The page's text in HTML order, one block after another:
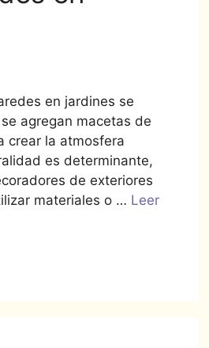
en jardines se
agregan macetas de
crear la atmosfera
es determinante,
de exteriores
materiales o … Leer